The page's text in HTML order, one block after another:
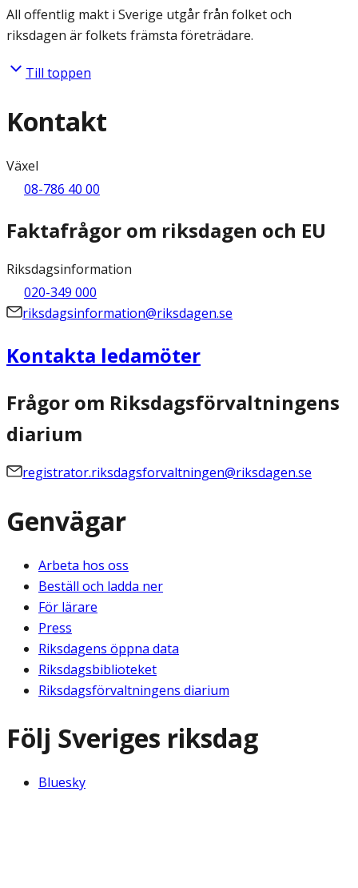
All offentlig makt i Sverige utgår från folket och
riksdagen är folkets främsta företrädare.
Till toppen
Kontakt
Växel
08-786 40 00
Faktafrågor om riksdagen och EU
Riksdagsinformation
020-349 000
riksdagsinformation@riksdagen.se
Kontakta ledamöter
Frågor om Riksdagsförvaltningens
diarium
registrator.riksdagsforvaltningen@riksdagen.se
Genvägar
Arbeta hos oss
Beställ och ladda ner
För lärare
Press
Riksdagens öppna data
Riksdagsbiblioteket
Riksdagsförvaltningens diarium
Följ Sveriges riksdag
Bluesky